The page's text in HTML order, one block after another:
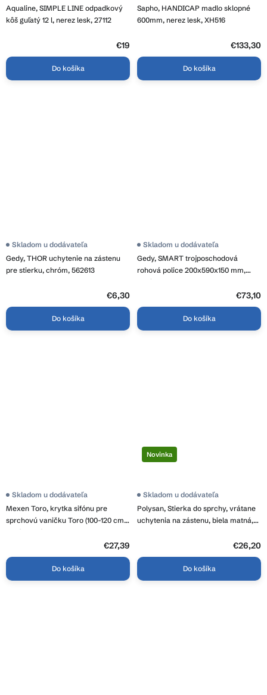
Aqualine, SIMPLE LINE odpadkový
kôš guľatý 12 l, nerez lesk, 27112
€19
Do košíka
Sapho, HANDICAP madlo sklopné
600mm, nerez lesk, XH516
€133,30
Do košíka
Gedy, THOR uchytenie na zástenu
pre stierku, chróm, 562613
Skladom u dodávateľa
€6,30
Do košíka
Gedy, SMART trojposchodová
rohová police 200x590x150 mm,
chróm, 2484
Skladom u dodávateľa
€73,10
Do košíka
Mexen Toro, krytka sifónu pre
sprchovú vaničku Toro (100-120 cm),
zlatá lesklá, 43910050
Skladom u dodávateľa
€27,39
Do košíka
Novinka
Polysan, Stierka do sprchy, vrátane
uchytenia na zástenu, biela matná,
Skladom u dodávateľa
€26,20
Do košíka